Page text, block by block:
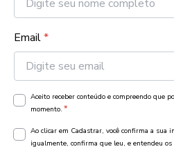
Email*
Aceito receber conteúdo e compreendo que
momento. *
Ao clicar em Cadastrar, você confirma a sua
igualmente, confirma que leu, e entendeu os